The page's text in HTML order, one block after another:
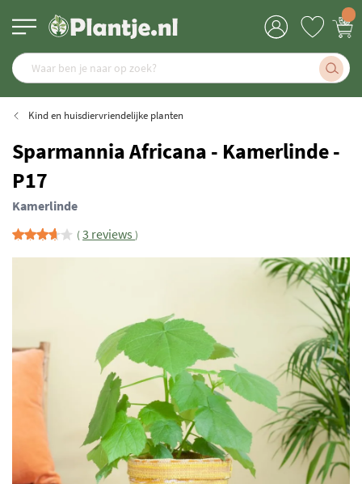
Kind en huisdiervriendelijke planten
Sparmannia Africana - Kamerlinde -
P17
Kamerlinde
3 reviews